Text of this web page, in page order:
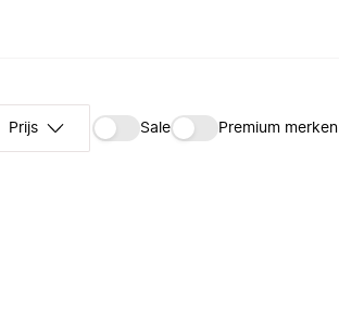
Prijs Sale Premium merken